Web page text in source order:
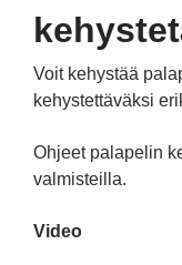
Voit kehystää
kehystettäväksi
Ohjeet palapelin
valmisteilla.
Video